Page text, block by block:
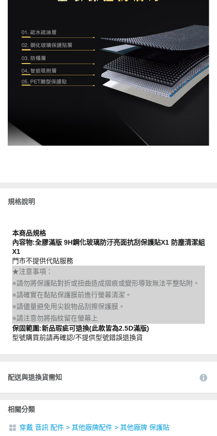
規格說明
本商品規格
內容物:全膠滿版 9H鋼化玻璃防汙亮面抗刮保護貼X1 防塵清潔組
X1
門市不提供代貼服務
★注意事項：
※請勿將保護貼對折或扭曲造成摺痕或變形導致無法平整貼附。
※請確實在黏貼保護膜前進行螢幕清潔。
※請儘量避免用尖銳物品刮擦保護膜。
※請注意勿將指紋留在螢幕上
保固範圍:新品瑕疵可退換(此款皆為2.5D滿版)
型號購買前請再確認/不提供型號錯誤退換貨
配送與退換貨需知
相關分類
穿戴 音訊 配件 > 其他廠牌配件 > 其他廠牌 保護貼